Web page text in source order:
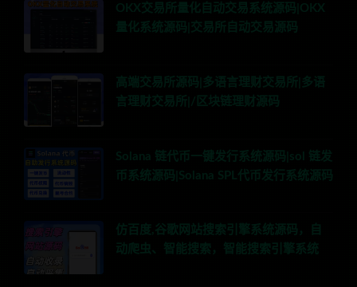
OKX交易所量化自动交易系统源码|OKX
量化系统源码|交易所自动交易源码
高端交易所源码|多语言理财交易所|多语
言理财交易所|/区块链理财源码
Solana 链代币一键发行系统源码|sol 链发
币系统源码|Solana SPL代币发行系统源码
仿百度,谷歌网站搜索引擎系统源码，自
动爬虫、智能搜索，智能搜索引擎系统